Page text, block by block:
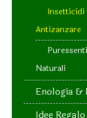
Insetticidi
Antizanzare
Naturali
Enologia
Idee Regalo